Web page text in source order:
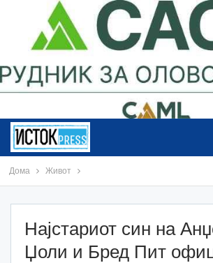
Дома Живот
Најстариот син на
Џоли и Бред Пит